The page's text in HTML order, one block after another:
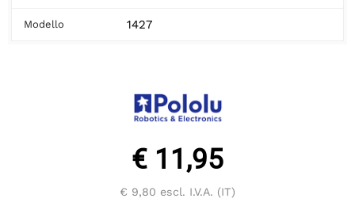
Modello 1427
€ 11,95
€ 9,80 escl. I.V.A. (IT)